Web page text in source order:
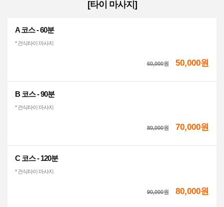
[타이 마사지]
A 코스 - 60분
* 건식타이 마사지
60,000원 50,000원
B 코스 - 90분
* 건식타이 마사지
80,000원 70,000원
C 코스 - 120분
* 건식타이 마사지
90,000원 80,000원